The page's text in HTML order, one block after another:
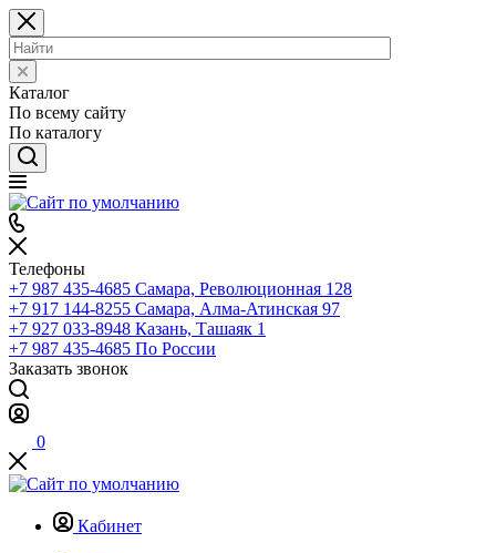
Каталог
По всему сайту
По каталогу
Телефоны
+7 987 435-4685 Самара, Революционная 128
+7 917 144-8255 Самара, Алма-Атинская 97
+7 927 033-8948 Казань, Ташаяк 1
+7 987 435-4685 По России
Заказать звонок
0
Кабинет